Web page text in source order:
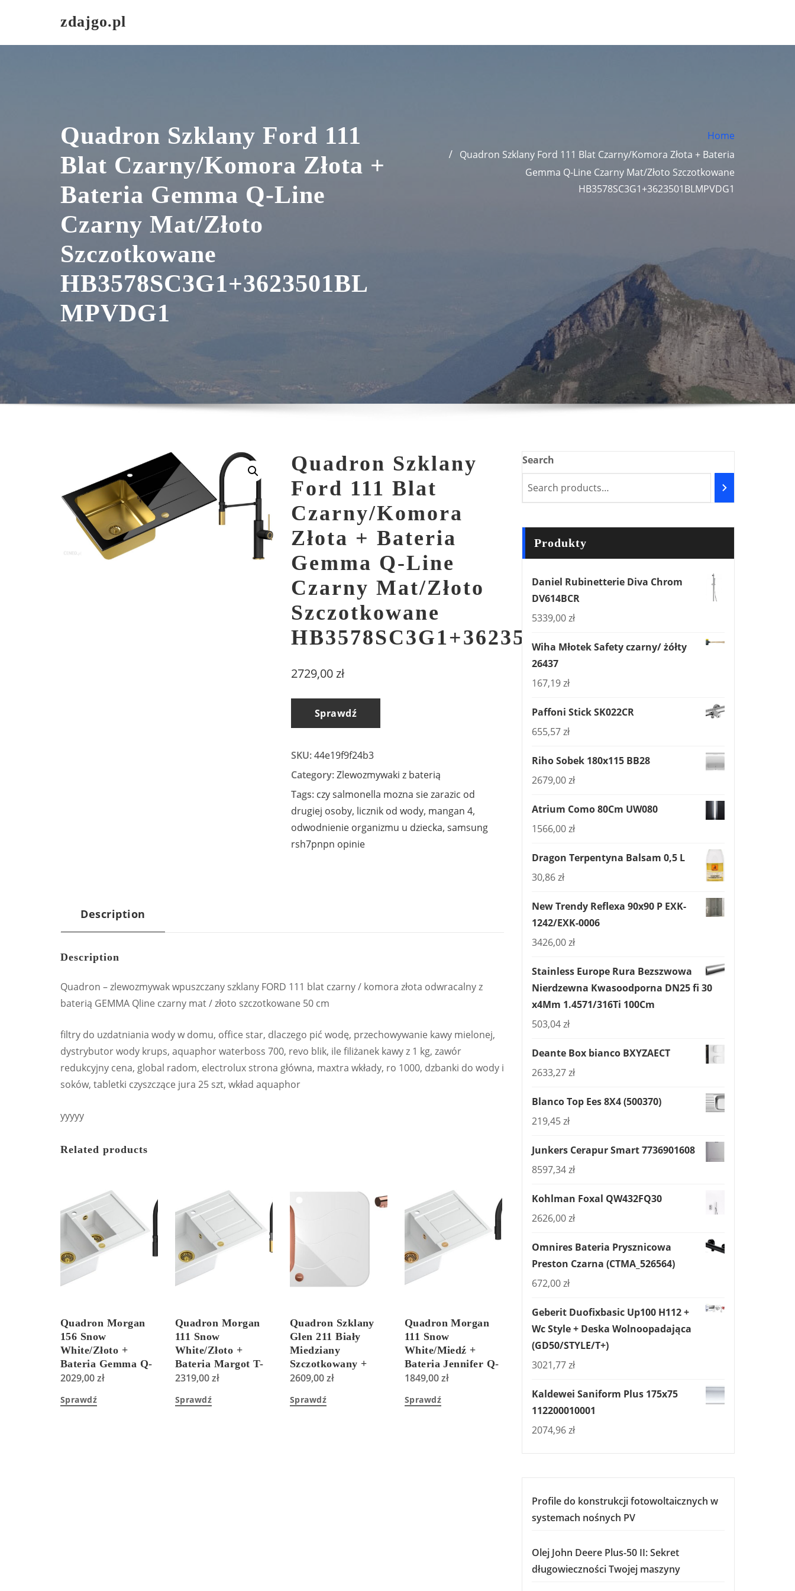
zdajgo.pl
Quadron Szklany Ford 111
Blat Czarny/Komora Złota +
Bateria Gemma Q-Line
Czarny Mat/Złoto
Szczotkowane
HB3578SC3G1+3623501BL
MPVDG1
Home
Quadron Szklany Ford 111 Blat Czarny/Komora Złota + Bateria
Gemma Q-Line Czarny Mat/Złoto Szczotkowane
HB3578SC3G1+3623501BLMPVDG1
Quadron Szklany
Ford 111 Blat
Czarny/Komora
Złota + Bateria
Gemma Q-Line
Czarny Mat/Złoto
Szczotkowane
HB3578SC3G1+3623501BLMPVDG1
2729,00zł
Sprawdź
SKU:44e19f9f24b3
Category:Zlewozmywaki z baterią
Tags: czy salmonella mozna sie zarazic od
drugiej osoby, licznik od wody, mangan 4,
odwodnienie organizmu u dziecka, samsung
rsh7pnpn opinie
Description
Description
Quadron – zlewozmywak wpuszczany szklany FORD 111 blat czarny / komora złota odwracalny z
baterią GEMMA Qline czarny mat / złoto szczotkowane 50 cm
filtry do uzdatniania wody w domu, office star, dlaczego pić wodę, przechowywanie kawy mielonej,
dystrybutor wody krups, aquaphor waterboss 700, revo blik, ile filiżanek kawy z 1 kg, zawór
redukcyjny cena, global radom, electrolux strona główna, maxtra wkłady, ro 1000, dzbanki do wody i
soków, tabletki czyszczące jura 25 szt, wkład aquaphor
yyyyy
Related products
Quadron Morgan
156 Snow
White/Złoto +
Bateria Gemma Q-
Line Czarny Mat
2029,00zł
Sprawdź
Quadron Morgan
111 Snow
White/Złoto +
Bateria Margot T-
Line Graphite
Szczotkowane
2319,00zł
Sprawdź
Quadron Szklany
Glen 211 Biały
Miedziany
Szczotkowany +
Angelina Q Line
Szczotkowana Biały
2609,00zł
Sprawdź
Quadron Morgan
111 Snow
White/Miedź +
Bateria Jennifer Q-
Line Czarny Mat
HB8203U1C1+3623510BLM
1849,00zł
Sprawdź
Search
Produkty
Daniel Rubinetterie Diva Chrom
DV614BCR
5339,00zł
Wiha Młotek Safety czarny/ żółty
26437
167,19zł
Paffoni Stick SK022CR
655,57zł
Riho Sobek 180x115 BB28
2679,00zł
Atrium Como 80Cm UW080
1566,00zł
Dragon Terpentyna Balsam 0,5 L
30,86zł
New Trendy Reflexa 90x90 P EXK-
1242/EXK-0006
3426,00zł
Stainless Europe Rura Bezszwowa
Nierdzewna Kwasoodporna DN25 fi 30
x4Mm 1.4571/316Ti 100Cm
503,04zł
Deante Box bianco BXYZAECT
2633,27zł
Blanco Top Ees 8X4 (500370)
219,45zł
Junkers Cerapur Smart 7736901608
8597,34zł
Kohlman Foxal QW432FQ30
2626,00zł
Omnires Bateria Prysznicowa
Preston Czarna (CTMA_526564)
672,00zł
Geberit Duofixbasic Up100 H112 +
Wc Style + Deska Wolnoopadająca
(GD50/STYLE/T+)
3021,77zł
Kaldewei Saniform Plus 175x75
112200010001
2074,96zł
Profile do konstrukcji fotowoltaicznych w
systemach nośnych PV
Olej John Deere Plus-50 II: Sekret
długowieczności Twojej maszyny